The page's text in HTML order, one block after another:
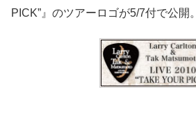
PICK”』のツアーロゴが5/7付で公開。